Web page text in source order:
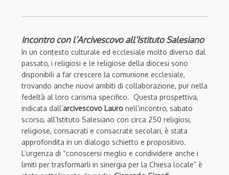
Incontro con l’Arcivescovo all’Istituto Salesiano
In un contesto culturale ed ecclesiale molto diverso dal
passato, i religiosi e le religiose della diocesi sono
disponibili a far crescere la comunione ecclesiale,
trovando anche nuovi ambiti di collaborazione, pur nella
fedeltà al loro carisma specifico. Questa prospettiva,
indicata dall’arcivescovo Lauro nell’incontro, sabato
scorso, all’Istituto Salesiano con circa 250 religiosi,
religiose, consacrati e consacrate secolari, è stata
approfondita in un dialogo schietto e propositivo.
L’urgenza di “conoscersi meglio e condividere anche i
limiti per trasformarli in sinergia per la Chiesa locale” è